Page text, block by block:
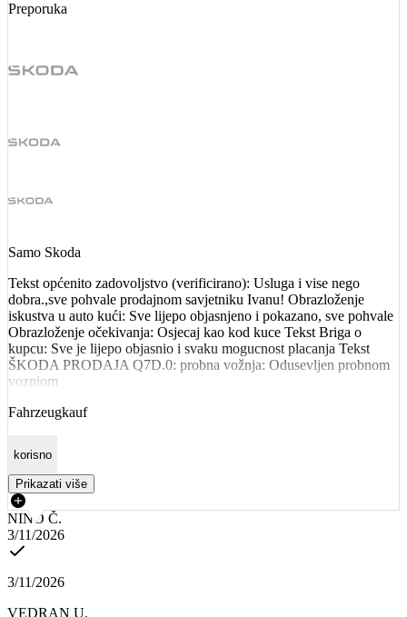
Preporuka
Samo Skoda
Tekst općenito zadovoljstvo (verificirano): Usluga i vise nego
dobra.,sve pohvale prodajnom savjetniku Ivanu! Obrazloženje
iskustva u auto kući: Sve lijepo objasnjeno i pokazano, sve pohvale
Obrazloženje očekivanja: Osjecaj kao kod kuce Tekst Briga o
kupcu: Sve je lijepo objasnio i svaku mogucnost placanja Tekst
ŠKODA PRODAJA Q7D.0: probna vožnja: Odusevljen probnom
voznjom
Fahrzeugkauf
korisno
Prikazati više
NINO Č.
3/11/2026
3/11/2026
VEDRAN U.